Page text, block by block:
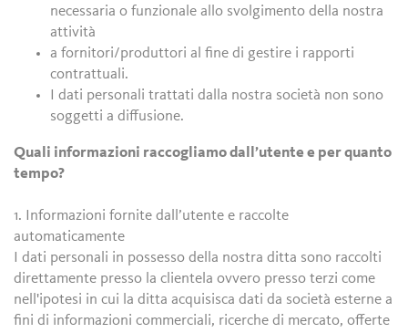
necessaria o funzionale allo svolgimento della nostra
attività
a fornitori/produttori al fine di gestire i rapporti
contrattuali.
I dati personali trattati dalla nostra società non sono
soggetti a diffusione.
Quali informazioni raccogliamo dall’utente e per quanto
tempo?
1. Informazioni fornite dall’utente e raccolte
automaticamente
I dati personali in possesso della nostra ditta sono raccolti
direttamente presso la clientela ovvero presso terzi come
nell'ipotesi in cui la ditta acquisisca dati da società esterne a
fini di informazioni commerciali, ricerche di mercato, offerte